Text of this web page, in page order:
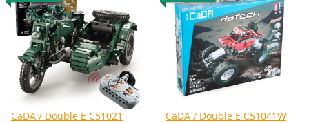
CaDA / Double E C51021
CaDA / Double E C51041W